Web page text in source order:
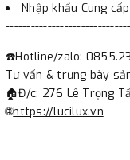
Nhập khẩu Cung
☎️Hotline/zalo:
Tư vấn & trưng bày
🏠Đ/c: 276 Lê Trọng
🌐https://lucilux.vn